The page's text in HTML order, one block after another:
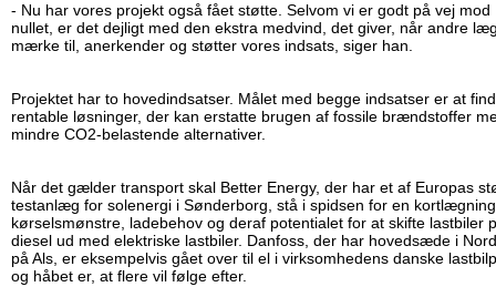
- Nu har vores projekt også fået støtte. Selvom vi er godt på vej mod
nullet, er det dejligt med den ekstra medvind, det giver, når andre
mærke til, anerkender og støtter vores indsats, siger han.
Projektet har to hovedindsatser. Målet med begge indsatser er at
rentable løsninger, der kan erstatte brugen af fossile brændstoffer
mindre CO2-belastende alternativer.
Når det gælder transport skal Better Energy, der har et af Europas
testanlæg for solenergi i Sønderborg, stå i spidsen for en
kørselsmønstre, ladebehov og deraf potentialet for at skifte lastbiler
diesel ud med elektriske lastbiler. Danfoss, der har hovedsæde i
på Als, er eksempelvis gået over til el i virksomhedens danske
og håbet er, at flere vil følge efter.